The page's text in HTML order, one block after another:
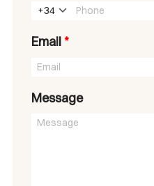
+34
Email*
Message